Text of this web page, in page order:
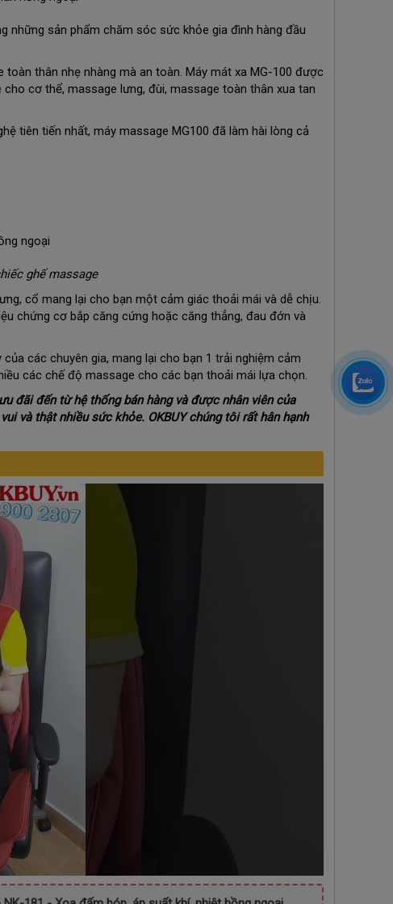
những sản phẩm chăm sóc sức khỏe gia đình hàng đầu
thân nhẹ nhàng mà an toàn. Máy mát xa MG-100 được
cơ thể, massage lưng, đùi, massage toàn thân xua tan
tiên tiến nhất, máy massage MG100 đã làm hài lòng cả
ghế massage
cổ mang lại cho bạn một cảm giác thoải mái và dễ chịu.
chứng cơ bắp căng cứng hoặc căng thẳng, đau đớn và
các chuyên gia, mang lại cho bạn 1 trải nghiệm cảm
các chế độ massage cho các bạn thoải mái lựa chọn.
đãi đến từ hệ thống bán hàng và được nhân viên của
và thật nhiều sức khỏe. OKBUY chúng tôi rất hân hạnh